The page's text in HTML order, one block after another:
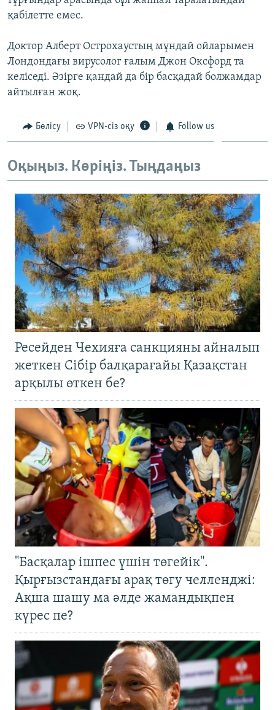
қабілетте емес.
Доктор Алберт Острохаустың мұндай ойларымен
Лондондағы вирусолог ғалым Джон Оксфорд та
келіседі. Әзірге қандай да бір басқадай болжамдар
айтылған жоқ.
Бөлісу VPN-сіз оқу Follow us
Оқыңыз. Көріңіз. Тыңдаңыз
Ресейден Чехияға санкцияны айналып
жеткен Сібір балқарағайы Қазақстан
арқылы өткен бе?
"Басқалар ішпес үшін төгейік".
Қырғызстандағы арақ төгу челленджі:
Ақша шашу ма әлде жамандықпен
күрес пе?